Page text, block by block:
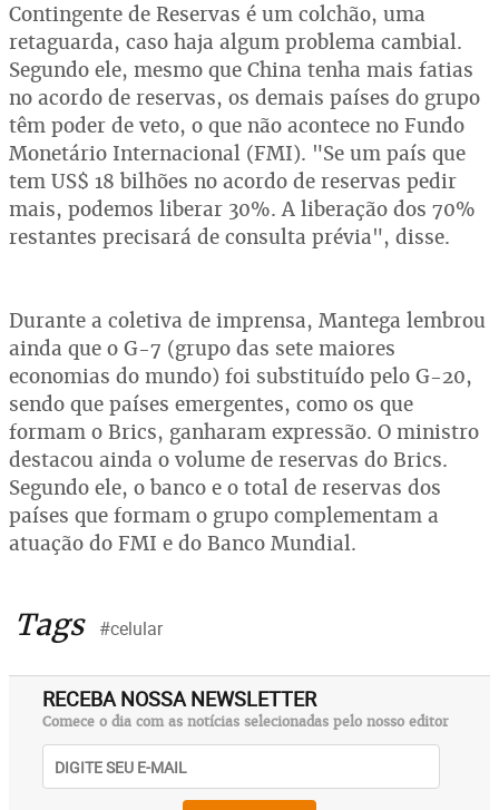
Contingente de Reservas é um colchão, uma
retaguarda, caso haja algum problema cambial.
Segundo ele, mesmo que China tenha mais fatias
no acordo de reservas, os demais países do grupo
têm poder de veto, o que não acontece no Fundo
Monetário Internacional (FMI). "Se um país que
tem US$ 18 bilhões no acordo de reservas pedir
mais, podemos liberar 30%. A liberação dos 70%
restantes precisará de consulta prévia", disse.
Durante a coletiva de imprensa, Mantega lembrou
ainda que o G-7 (grupo das sete maiores
economias do mundo) foi substituído pelo G-20,
sendo que países emergentes, como os que
formam o Brics, ganharam expressão. O ministro
destacou ainda o volume de reservas do Brics.
Segundo ele, o banco e o total de reservas dos
países que formam o grupo complementam a
atuação do FMI e do Banco Mundial.
Tags #celular
RECEBA NOSSA NEWSLETTER
Comece o dia com as notícias selecionadas pelo nosso editor